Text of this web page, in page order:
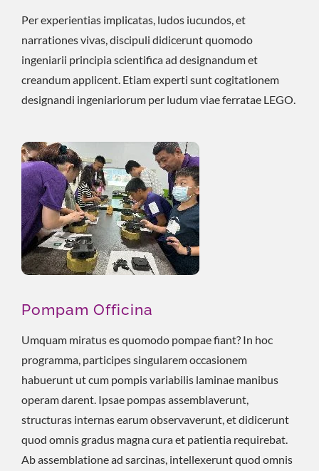
Per experientias implicatas, ludos iucundos, et
narrationes vivas, discipuli didicerunt quomodo
ingeniarii principia scientifica ad designandum et
creandum applicent. Etiam experti sunt cogitationem
designandi ingeniariorum per ludum viae ferratae LEGO.
Pompam Officina
Umquam miratus es quomodo pompae fiant? In hoc
programma, participes singularem occasionem
habuerunt ut cum pompis variabilis laminae manibus
operam darent. Ipsae pompas assemblaverunt,
structuras internas earum observaverunt, et didicerunt
quod omnis gradus magna cura et patientia requirebat.
Ab assemblatione ad sarcinas, intellexerunt quod omnis